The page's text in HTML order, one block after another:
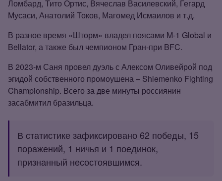
Ломбард, Тито Ортис, Вячеслав Василевский, Гегард
Мусаси, Анатолий Токов, Магомед Исмаилов и т.д.
В разное время «Шторм» владел поясами M‑1 Global и
Bellator, а также был чемпионом Гран‑при BFC.
В 2023‑м Саня провел дуэль с Алексом Оливейрой под
эгидой собственного промоушена – Shlemenko Fighting
Championship. Всего за две минуты россиянин
засабмитил бразильца.
В статистике зафиксировано 62 победы, 15
поражений, 1 ничья и 1 поединок,
признанный несостоявшимся.